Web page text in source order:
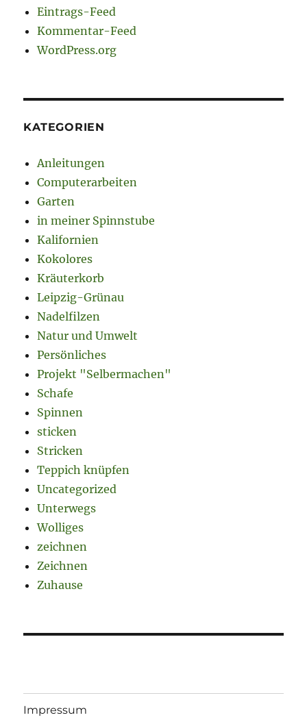
Eintrags-Feed
Kommentar-Feed
WordPress.org
KATEGORIEN
Anleitungen
Computerarbeiten
Garten
in meiner Spinnstube
Kalifornien
Kokolores
Kräuterkorb
Leipzig-Grünau
Nadelfilzen
Natur und Umwelt
Persönliches
Projekt "Selbermachen"
Schafe
Spinnen
sticken
Stricken
Teppich knüpfen
Uncategorized
Unterwegs
Wolliges
zeichnen
Zeichnen
Zuhause
Impressum